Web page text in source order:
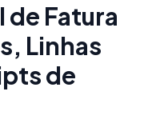
de Fatura
Linhas
de